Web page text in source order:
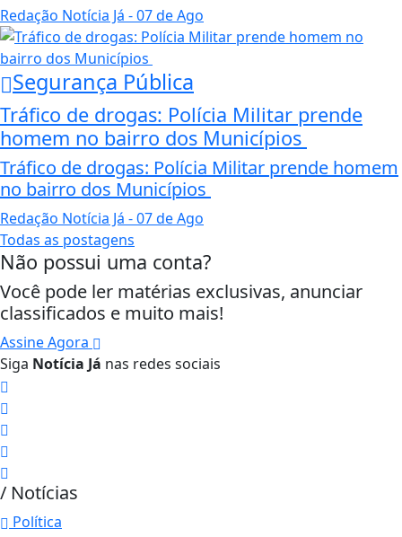
Redação Notícia Já - 07 de Ago
Segurança Pública
Tráfico de drogas: Polícia Militar prende
homem no bairro dos Municípios
Tráfico de drogas: Polícia Militar prende homem
no bairro dos Municípios
Redação Notícia Já - 07 de Ago
Todas as postagens
Não possui uma conta?
Você pode ler matérias exclusivas, anunciar
classificados e muito mais!
Assine Agora
Siga Notícia Já nas redes sociais
/ Notícias
Política